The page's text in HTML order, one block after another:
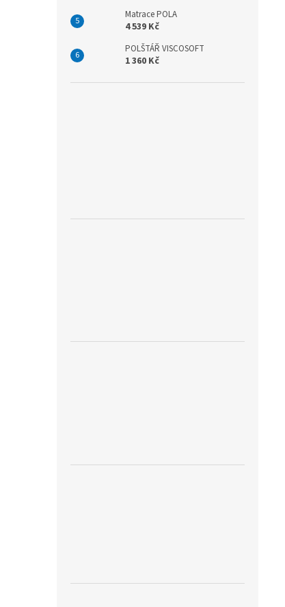
Matrace POLA
4 539 Kč
POLŠTÁŘ VISCOSOFT
1 360 Kč